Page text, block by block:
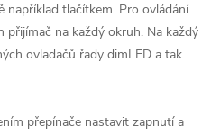
například tlačítkem. Pro ovládání
na každý okruh. Na každý
ovladačů řady dimLED a tak
přepínače nastavit zapnutí a